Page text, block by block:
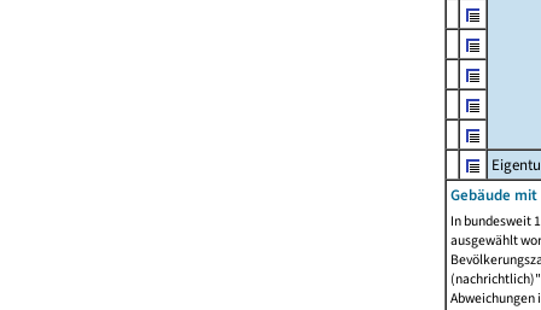
Gebäude
In bundesweit
ausgewählt
Abweichungen